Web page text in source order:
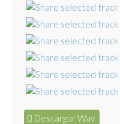
Descargar Wav